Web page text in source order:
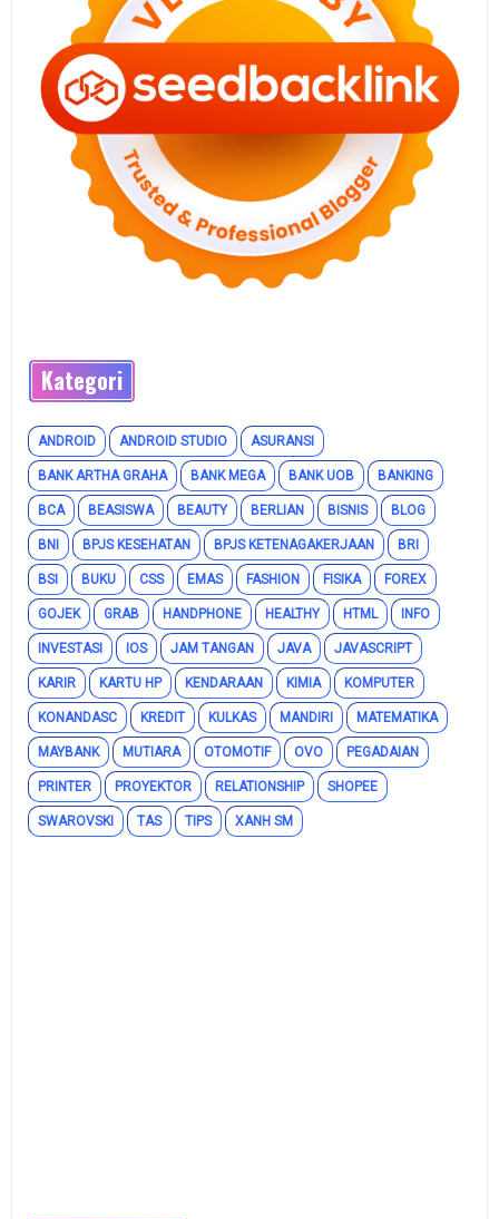
Kategori
ANDROID ANDROID STUDIO ASURANSI
BANK ARTHA GRAHA BANK MEGA BANK UOB BANKING
BCA BEASISWA BEAUTY BERLIAN BISNIS BLOG
BNI BPJS KESEHATAN BPJS KETENAGAKERJAAN BRI
BSI BUKU CSS EMAS FASHION FISIKA FOREX
GOJEK GRAB HANDPHONE HEALTHY HTML INFO
INVESTASI IOS JAM TANGAN JAVA JAVASCRIPT
KARIR KARTU HP KENDARAAN KIMIA KOMPUTER
KONANDASC KREDIT KULKAS MANDIRI MATEMATIKA
MAYBANK MUTIARA OTOMOTIF OVO PEGADAIAN
PRINTER PROYEKTOR RELATIONSHIP SHOPEE
SWAROVSKI TAS TIPS XANH SM